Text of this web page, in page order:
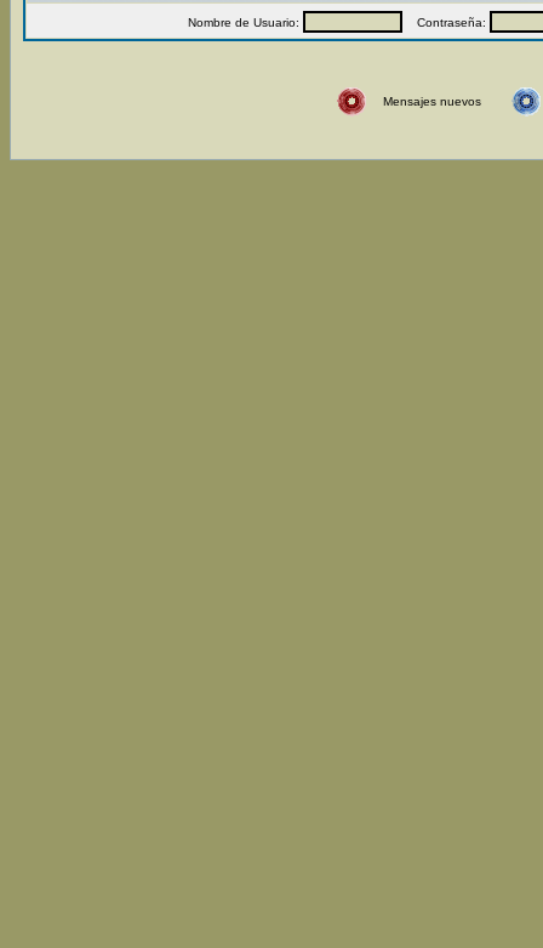
Nombre de Usuario: Contraseña:
Mensajes nuevos